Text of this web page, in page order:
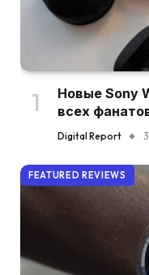
Новые Sony
всех
Digital Report
FEATURED REVIEWS